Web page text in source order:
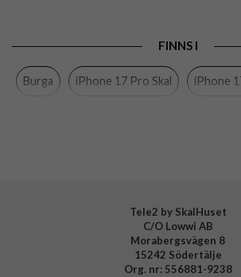
Material Hårdplast
FINNS I
Burga iPhone 17 Pro Skal iPhone
Tele2 by SkalHuset
C/O Lowwi AB
Morabergsvägen 8
15242 Södertälje
Org. nr: 556881-9238